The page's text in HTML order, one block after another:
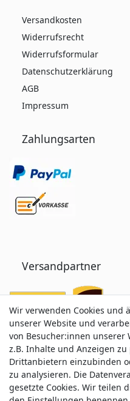
Versandkosten
Widerrufsrecht
Widerrufsformular
Datenschutzerklärung
AGB
Impressum
Zahlungsarten
Versandpartner
Service & Kontakt
Wir verwenden Cookies und
unserer Website und
von Besucher:innen unserer
z.B. Inhalte und Anzeigen
Drittanbietern einzubinden
zu analysieren. Die
gesetzte Cookies. Wir teilen
Wir verwenden Cookies und
unserer Website und
von Besucher:innen unserer
z.B. Inhalte und Anzeigen
Drittanbietern einzubinden
zu analysieren. Die
gesetzte Cookies. Wir teilen